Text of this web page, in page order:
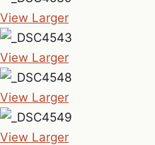
View Larger
View Larger
View Larger
View Larger